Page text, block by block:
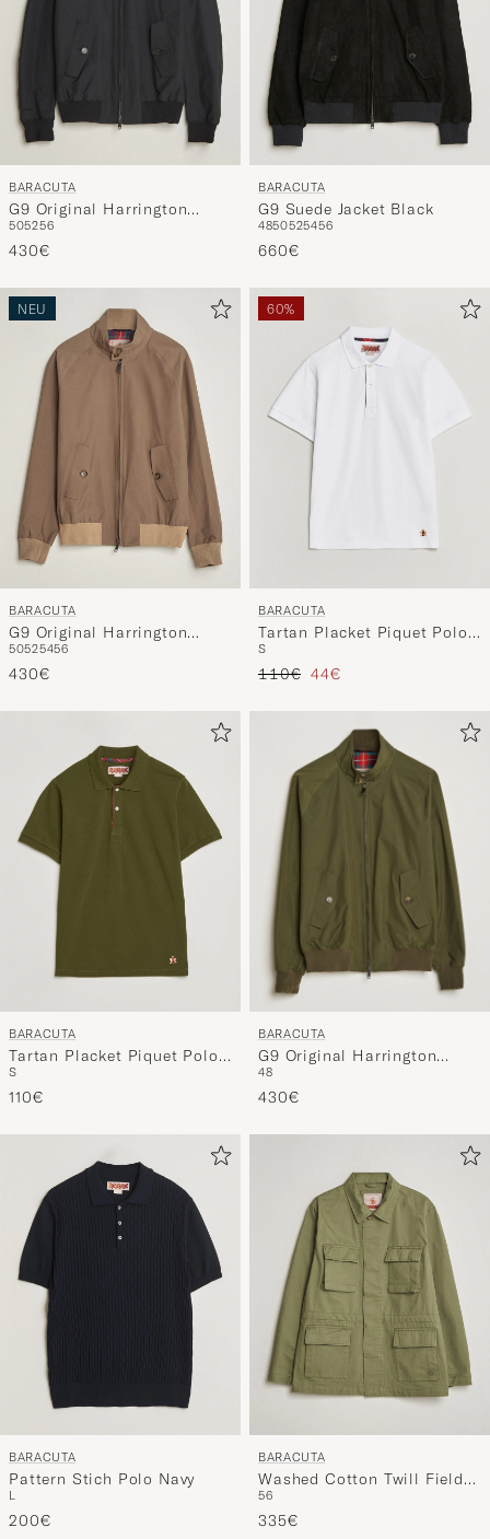
BARACUTA
G9 Original Harrington
Jacket Black
505256
430€
BARACUTA
G9 Suede Jacket Black
4850525456
660€
NEU
BARACUTA
G9 Original Harrington
Jacket Tan
50525456
430€
60%
BARACUTA
Tartan Placket Piquet Polo
Bone White
S
Regulärer Preis
110€ Reduzierter Preis
44€
BARACUTA
Tartan Placket Piquet Polo
Beech
S
110€
BARACUTA
G9 Original Harrington
Jacket Beech
48
430€
BARACUTA
Pattern Stich Polo Navy
L
200€
BARACUTA
Washed Cotton Twill Field
Shacket Lichen Green
56
335€